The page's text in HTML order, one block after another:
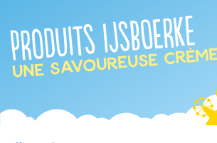
Produits IJsboerke
une savoureuse